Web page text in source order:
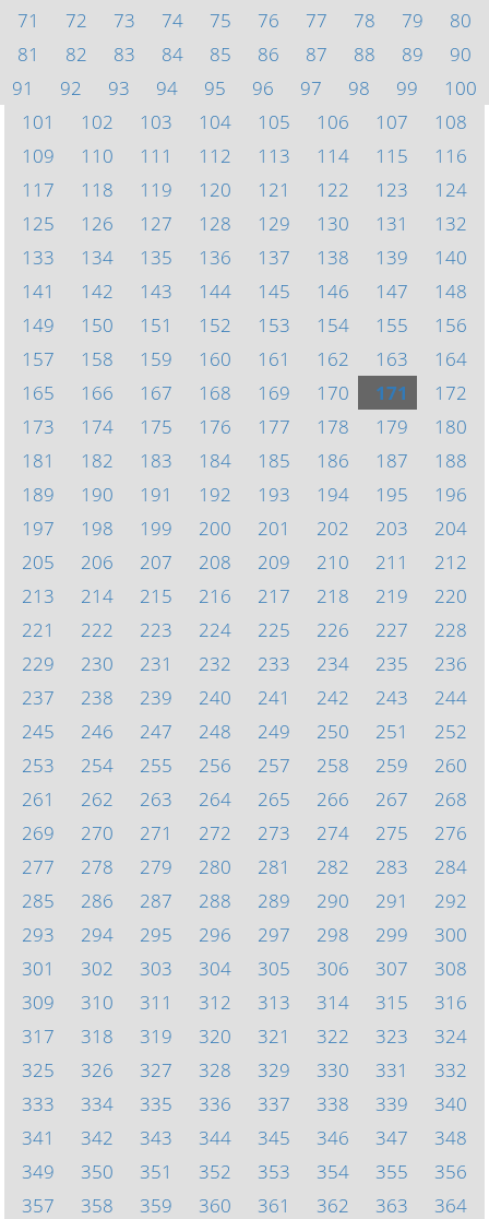
71
72 73 74 75 76 77 78 79
80
81
82 83 84 85 86 87 88 89
90
91
92 93 94 95 96 97 98 99
100
101
102 103 104 105 106 107
108
109
110 111 112 113 114 115
116
117
118 119 120 121 122 123
124
125
126 127 128 129 130 131
132
133
134 135 136 137 138 139
140
141
142 143 144 145 146 147
148
149
150 151 152 153 154 155
156
157
158 159 160 161 162 163
164
165
166 167 168 169 170 171
172
173
174 175 176 177 178 179
180
181
182 183 184 185 186 187
188
189
190 191 192 193 194 195
196
197
198 199 200 201 202 203
204
205
206 207 208 209 210 211
212
213
214 215 216 217 218 219
220
221
222 223 224 225 226 227
228
229
230 231 232 233 234 235
236
237
238 239 240 241 242 243
244
245
246 247 248 249 250 251
252
253
254 255 256 257 258 259
260
261
262 263 264 265 266 267
268
269
270 271 272 273 274 275
276
277
278 279 280 281 282 283
284
285
286 287 288 289 290 291
292
293
294 295 296 297 298 299
300
301
302 303 304 305 306 307
308
309
310 311 312 313 314 315
316
317
318 319 320 321 322 323
324
325
326 327 328 329 330 331
332
333
334 335 336 337 338 339
340
341
342 343 344 345 346 347
348
349
350 351 352 353 354 355
356
357
358 359 360 361 362 363 364